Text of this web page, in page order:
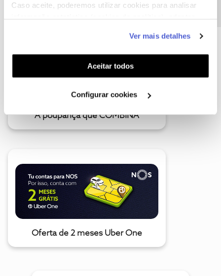
Caso aceite, poderemos utilizar cookies para analisar
funcionalidades (cookies de personalização e
funcionalidade) e adaptar anúncios aos seus interesses
(cookies de publicidade personalizada). Pode gerir a
utilização dos cookies clicando em "Configurar
Ver mais detalhes
Aceitar todos
Configurar cookies
A poupança que COMBINA
Oferta de 2 meses Uber One